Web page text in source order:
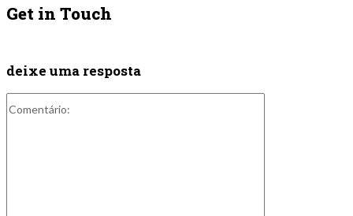
Get in Touch
deixe uma resposta